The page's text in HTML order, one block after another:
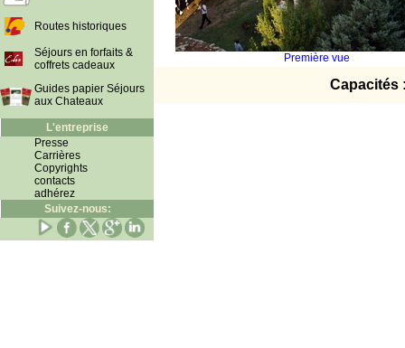
Routes historiques
Séjours en forfaits &
coffrets cadeaux
Guides papier Séjours
aux Chateaux
L'entreprise
Presse
Carrières
Copyrights
contacts
adhérez
Suivez-nous:
Première vue
Capacités